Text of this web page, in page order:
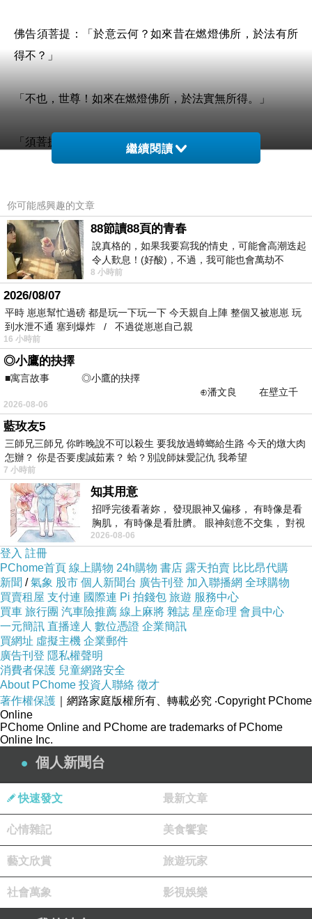
佛告須菩提：「於意云何？如來昔在燃燈佛所，於法有所
得不？」
「不也，世尊！如來在燃燈佛所，於法實無所得。」
「須菩提！於意云何？菩薩莊嚴佛土不？」
嚴。」
「是故須菩提，諸菩薩摩訶薩應如是生清淨心，不應住色
生心，不應住聲香味觸法生心，應無所住而生其心。
清淨，即是莊嚴佛土。
色聲香味觸法，皆是念子，稍縱即逝，應無所住。
爾時，世尊而說偈言：
「若以色見我 以音聲求我 是人行邪道 不能見如來
以色見我，以音聲求我，即是住相，當然不能見如來
「一切有為法 如夢幻泡影 如露亦如電 應作如是觀」
一切有為法，皆為念子所現，稍縱即逝，當然 如夢幻泡
影，如露亦如電
長老須菩提及諸比丘、比丘尼、優婆塞、優婆夷、一切世
間、天、人、阿修羅，聞佛所說，皆大歡喜，信受奉行。
繼續閱讀
你可能感興趣的文章
88節讀88頁的青春
說真格的，如果我要寫我的情史，可能會高潮迭起
令人歎息！(好酸)，不過，我可能也會萬劫不
復...，每天跪鍵盤還是被判了花心的罪
8 小時前
2026/08/07
平時 崽崽幫忙過磅 都是玩一下玩一下 今天親自上陣 整個又被崽崽 玩
到水泄不通 塞到爆炸 / 不過從崽崽自己親
16 小時前
◎小鷹的抉擇
■寓言故事 ◎小鷹的抉擇
⊕潘文良 在壁立千
仞的懸崖上，有一座遮天蔽
2026-08-06
藍玫友5
三師兄三師兄 你昨晚說不可以殺生 要我放過蟑螂給生路 今天的燉大肉
怎辦？ 你是否要虔誠茹素？ 蛤？別說師妹愛記仇 我希望
7 小時前
知其用意
招呼完後看著妳， 發現眼神又偏移， 有時像是看
胸肌， 有時像是看肚臍。 眼神刻意不交集， 對視
視線不對齊， 讓我很難不
2026-08-06
登入 註冊
PChome首頁 線上購物 24h購物 書店 露天拍賣 比比昂代購
新聞 /氣象 股市 個人新聞台 廣告刊登 加入聯播網 全球購物
買賣租屋 支付連 國際連 Pi 拍錢包 旅遊 服務中心
買車 旅行團 汽車險推薦 線上麻將 雜誌 星座命理 會員中心
一元簡訊 直播達人 數位憑證 企業簡訊
買網址 虛擬主機 企業郵件
廣告刊登 隱私權聲明
消費者保護 兒童網路安全
About PChome 投資人聯絡 徵才
著作權保護 ｜網路家庭版權所有、轉載必究 ‧Copyright PChome
Online
PChome Online and PChome are trademarks of PChome
Online Inc.
個人新聞台
快速發文 最新文章
心情雜記 美食饗宴
藝文欣賞 旅遊玩家
社會萬象 影視娛樂